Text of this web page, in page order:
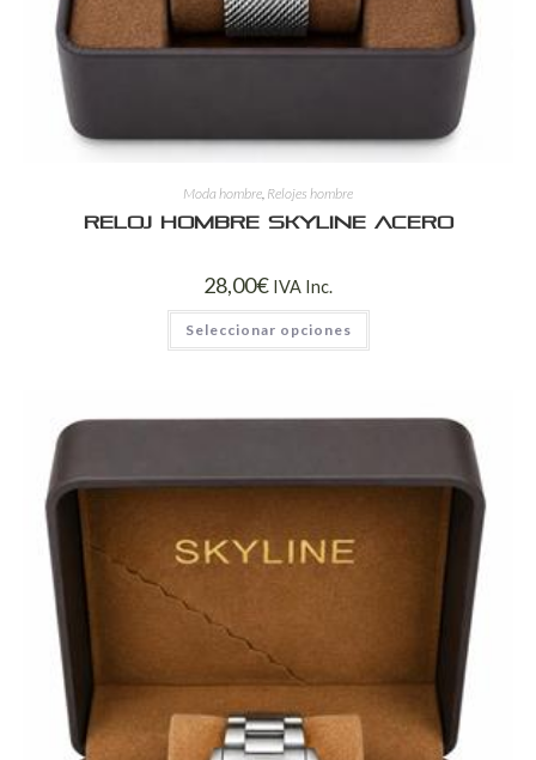
Moda hombre, Relojes hombre
Reloj Hombre Skyline Acero
28,00€ IVA Inc.
Seleccionar opciones